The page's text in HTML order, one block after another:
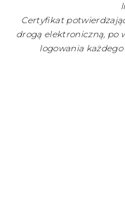
Certyfikat
drogą elektroniczną, po
logowania każdego